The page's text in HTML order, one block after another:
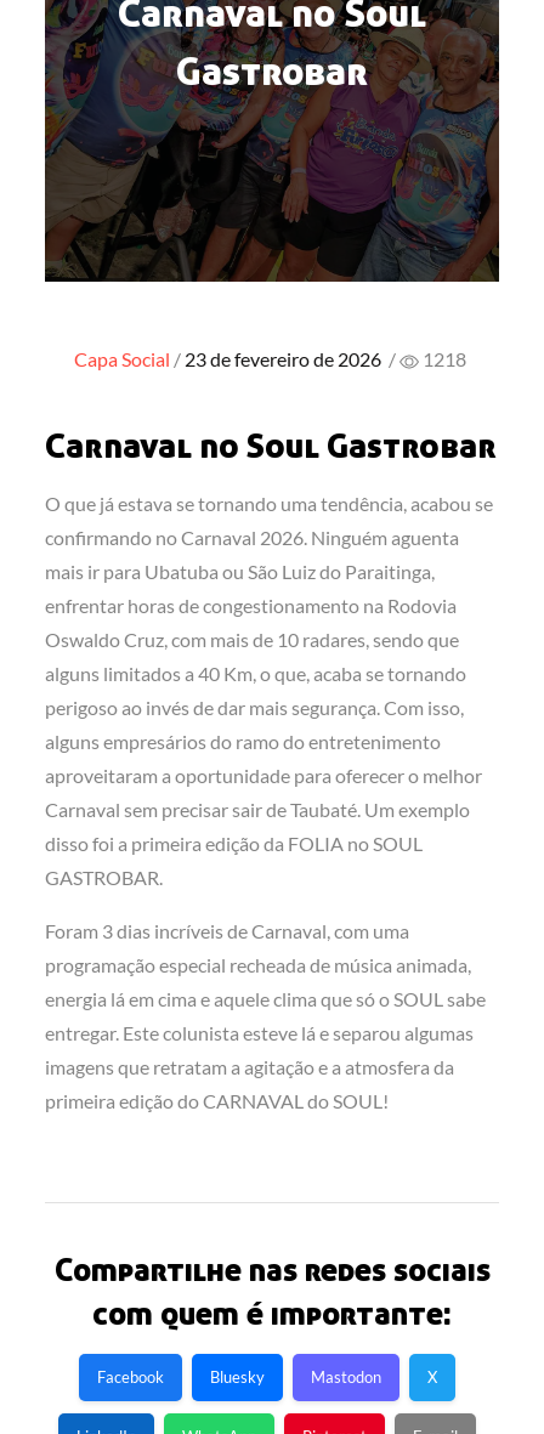
Carnaval no Soul
Gastrobar
CapaSocial Posted
23 de fevereiro de 2026 / 1218
Carnaval no Soul Gastrobar
O que já estava se tornando uma tendência, acabou se
confirmando no Carnaval 2026. Ninguém aguenta
mais ir para Ubatuba ou São Luiz do Paraitinga,
enfrentar horas de congestionamento na Rodovia
Oswaldo Cruz, com mais de 10 radares, sendo que
alguns limitados a 40 Km, o que, acaba se tornando
perigoso ao invés de dar mais segurança. Com isso,
alguns empresários do ramo do entretenimento
aproveitaram a oportunidade para oferecer o melhor
Carnaval sem precisar sair de Taubaté. Um exemplo
disso foi a primeira edição da FOLIA no SOUL
GASTROBAR.
Foram 3 dias incríveis de Carnaval, com uma
programação especial recheada de música animada,
energia lá em cima e aquele clima que só o SOUL sabe
entregar. Este colunista esteve lá e separou algumas
imagens que retratam a agitação e a atmosfera da
primeira edição do CARNAVAL do SOUL!
Compartilhe nas redes sociais
com quem é importante:
Facebook Bluesky Mastodon X